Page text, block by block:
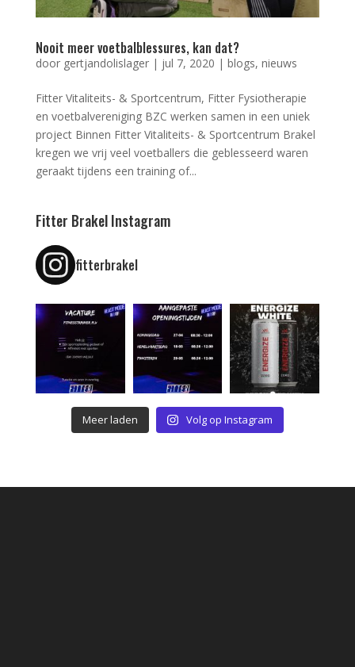
Nooit meer voetbalblessures, kan dat?
door gertjandolislager| jul 7, 2020 | blogs, nieuws
Fitter Vitaliteits- & Sportcentrum, Fitter Fysiotherapie
en voetbalvereniging BZC werken samen in een uniek
project Binnen Fitter Vitaliteits- & Sportcentrum Brakel
kregen we vrij veel voetballers die geblesseerd waren
geraakt tijdens een training of...
Fitter Brakel Instagram
fitterbrakel
Meer laden Volg op Instagram